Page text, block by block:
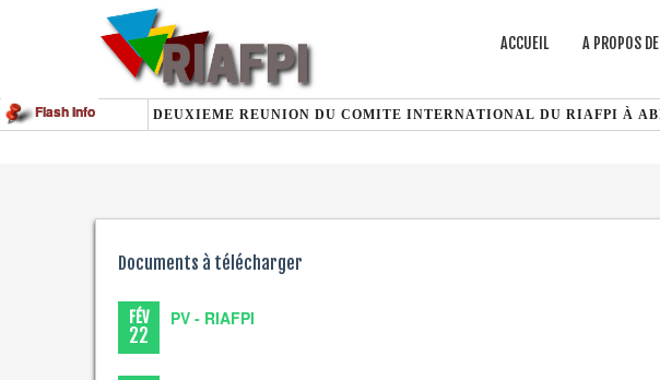
ACCUEIL A PROPOS DE
Flash Info
Documents à télécharger
FÉV
22
PV - RIAFPI